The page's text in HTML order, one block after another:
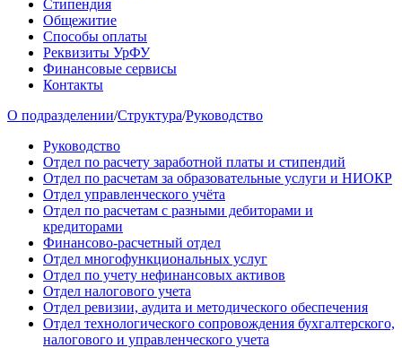
Стипендия
Общежитие
Способы оплаты
Реквизиты УрФУ
Финансовые сервисы
Контакты
О подразделении/Структура/Руководство
Руководство
Отдел по расчету заработной платы и стипендий
Отдел по расчетам за образовательные услуги и НИОКР
Отдел управленческого учёта
Отдел по расчетам с разными дебиторами и
кредиторами
Финансово-расчетный отдел
Отдел многофункциональных услуг
Отдел по учету нефинансовых активов
Отдел налогового учета
Отдел ревизии, аудита и методического обеспечения
Отдел технологического сопровождения бухгалтерского,
налогового и управленческого учета